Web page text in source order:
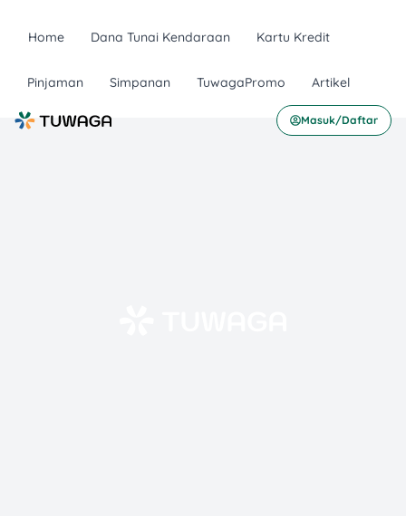
Home Dana Tunai Kendaraan Kartu Kredit
Pinjaman Simpanan TuwagaPromo Artikel
Masuk/Daftar